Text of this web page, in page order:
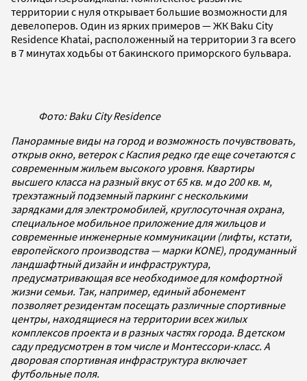
территории с нуля открывает большие возможности для
девелоперов. Один из ярких примеров — ЖК Baku City
Residence Khatai, расположенный на территории 3 га всего
в 7 минутах ходьбы от бакинского приморского бульвара.
Фото: Baku City Residence
Панорамные виды на город и возможность почувствовать,
открыв окно, ветерок с Каспия редко где еще сочетаются с
современным жильем высокого уровня. Квартиры
высшего класса на разный вкус от 65 кв. м до 200 кв. м,
трехэтажный подземный паркинг с несколькими
зарядками для электромобилей, круглосуточная охрана,
специальное мобильное приложение для жильцов и
современные инженерные коммуникации (лифты, кстати,
европейского производства — марки KONE), продуманный
ландшафтный дизайн и инфраструктура,
предусматривающая все необходимое для комфортной
жизни семьи. Так, например, единый абонемент
позволяет резидентам посещать различные спортивные
центры, находящиеся на территории всех жилых
комплексов проекта и в разных частях города. В детском
саду предусмотрен в том числе и Монтессори-класс. А
дворовая спортивная инфраструктура включает
футбольные поля.